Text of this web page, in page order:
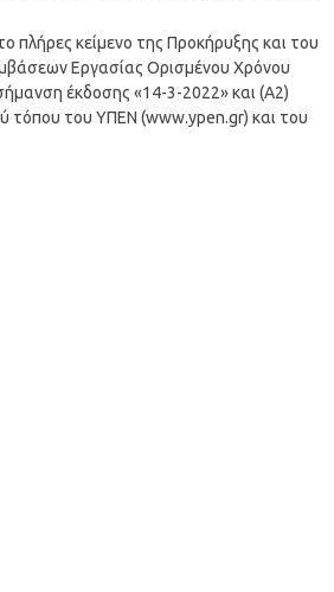
πλήρες κείμενο της Προκήρυξης και του
Εργασίας Ορισμένου Χρόνου
έκδοσης «14-3-2022» και (Α2)
τόπου του ΥΠΕΝ (www.ypen.gr) και του